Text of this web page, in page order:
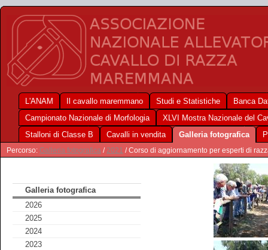
L'ANAM Il cavallo maremmano Studi e Statistiche
Banca
Campionato Nazionale di Morfologia
XLVI Mostra Nazionale del
Stalloni di Classe B
Cavalli in vendita Galleria fotografica
Percorso: Galleria fotografica /2021 / Corso di aggiornamento per esperti di
Galleria fotografica
2026
2025
2024
2023